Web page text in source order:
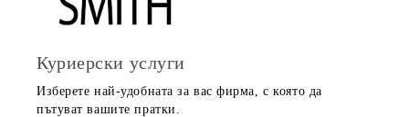
Куриерски услуги
Изберете най-удобната за вас фирма, с която да
пътуват вашите пратки.